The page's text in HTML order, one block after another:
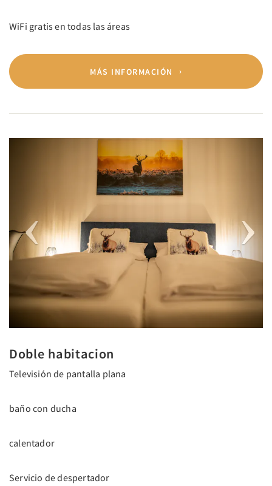
WiFi gratis en todas las áreas
MÁS INFORMACIÓN
Doble habitacion
Televisión de pantalla plana
baño con ducha
calentador
Servicio de despertador